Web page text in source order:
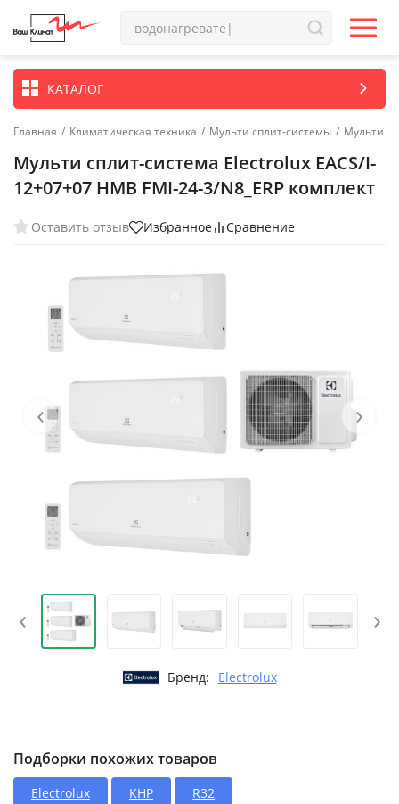
КАТАЛОГ
Главная / Климатическая техника / Мульти сплит-системы / Мульти
Мульти сплит-система Electrolux EACS/I-
12+07+07 НMB FMI-24-3/N8_ERP комплект
Оставить отзыв Избранное Сравнение
‹ ›
‹ ›
Бренд: Electrolux
Подборки похожих товаров
Electrolux КНР R32